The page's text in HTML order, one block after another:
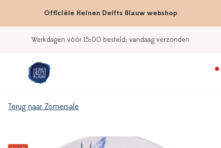
Officiële Heinen Delfts Blauw webshop
Werkdagen vóór 15:00 besteld; vandaag verzonden
Terug naar Zomersale